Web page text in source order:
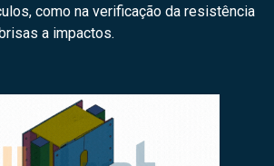
como na verificação da resistência
a impactos.